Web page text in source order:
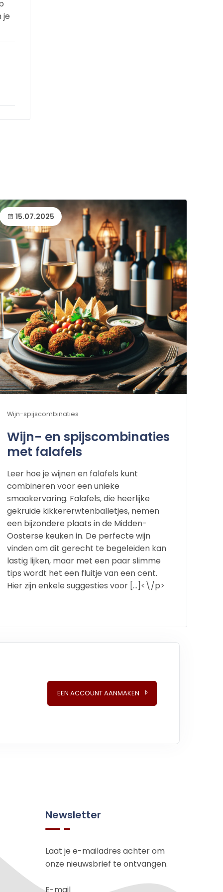
je
15.07.2025
Wijn-spijscombinaties
Wijn- en spijscombinaties
met falafels
Leer hoe je wijnen en falafels kunt
combineren voor een unieke
smaakervaring. Falafels, die heerlijke
gekruide kikkererwtenballetjes, nemen
een bijzondere plaats in de Midden-
Oosterse keuken in. De perfecte wijn
vinden om dit gerecht te begeleiden kan
lastig lijken, maar met een paar slimme
tips wordt het een fluitje van een cent.
Hier zijn enkele suggesties voor […]<\/p>
EEN ACCOUNT AANMAKEN
Newsletter
Laat je e-mailadres achter om
onze nieuwsbrief te ontvangen.